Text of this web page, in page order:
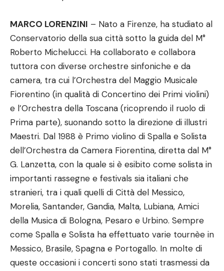
MARCO LORENZINI – Nato a Firenze, ha studiato al
Conservatorio della sua città sotto la guida del M°
Roberto Michelucci. Ha collaborato e collabora
tuttora con diverse orchestre sinfoniche e da
camera, tra cui l’Orchestra del Maggio Musicale
Fiorentino (in qualità di Concertino dei Primi violini)
e l’Orchestra della Toscana (ricoprendo il ruolo di
Prima parte), suonando sotto la direzione di illustri
Maestri. Dal 1988 è Primo violino di Spalla e Solista
dell’Orchestra da Camera Fiorentina, diretta dal M°
G. Lanzetta, con la quale si è esibito come solista in
importanti rassegne e festivals sia italiani che
stranieri, tra i quali quelli di Città del Messico,
Morelia, Santander, Gandia, Malta, Lubiana, Amici
della Musica di Bologna, Pesaro e Urbino. Sempre
come Spalla e Solista ha effettuato varie tournèe in
Messico, Brasile, Spagna e Portogallo. In molte di
queste occasioni i concerti sono stati trasmessi da